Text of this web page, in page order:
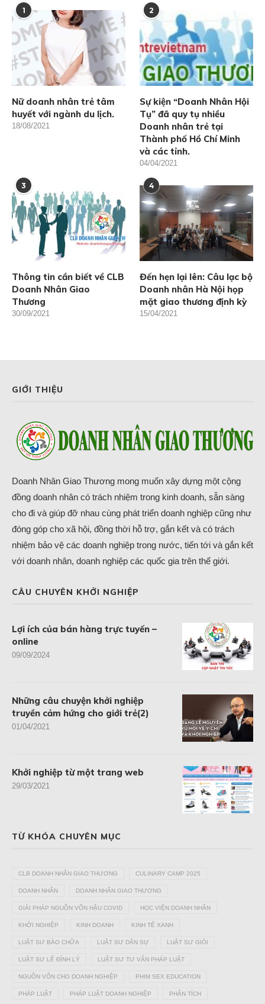
1
Nữ doanh nhân trẻ tâm
huyết với ngành du lịch.
18/08/2021
2
Sự kiện “Doanh Nhân Hội
Tụ” đã quy tụ nhiều
Doanh nhân trẻ tại
Thành phố Hồ Chí Minh
và các tỉnh.
04/04/2021
3
Thông tin cần biết về CLB
Doanh Nhân Giao
Thương
30/09/2021
4
Đến hẹn lại lên: Câu lạc bộ
Doanh nhân Hà Nội họp
mặt giao thương định kỳ
15/04/2021
GIỚI THIỆU
Doanh Nhân Giao Thương mong muốn xây dựng một cộng
đồng doanh nhân có trách nhiệm trong kinh doanh, sẵn sàng
cho đi và giúp đỡ nhau cùng phát triển doanh nghiệp cũng như
đóng góp cho xã hội, đồng thời hỗ trợ, gắn kết và có trách
nhiệm bảo vệ các doanh nghiệp trong nước, tiến tới và gắn kết
với doanh nhân, doanh nghiệp các quốc gia trên thế giới.
CÂU CHUYÊN KHỞI NGHIỆP
Lợi ích của bán hàng trực tuyến –
online
09/09/2024
Những câu chuyện khởi nghiệp
truyền cảm hứng cho giới trẻ(2)
01/04/2021
Khởi nghiệp từ một trang web
29/03/2021
TỪ KHÓA CHUYÊN MỤC
CLB DOANH NHÂN GIAO THƯƠNG CULINARY CAMP 2025
DOANH NHÂN DOANH NHÂN GIAO THƯƠNG
GIẢI PHÁP NGUỒN VỐN HẬU COVID HỌC VIỆN DOANH NHÂN
KHỞI NGHIỆP KINH DOANH KINH TẾ XANH
LUẬT SƯ BÀO CHỮA LUẬT SƯ DÂN SỰ LUẬT SƯ GIỎI
LUẬT SƯ LÊ ĐÌNH LÝ LUẬT SƯ TƯ VẤN PHÁP LUẬT
NGUỒN VỐN CHO DOANH NGHIỆP PHIM SEX EDUCATION
PHÁP LUẬT PHÁP LUẬT DOANH NGHIỆP PHÂN TÍCH